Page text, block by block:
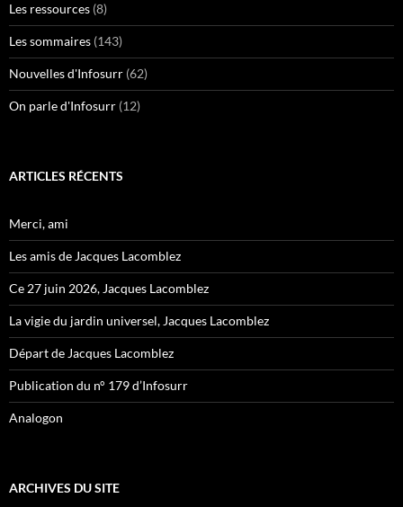
Les ressources (8)
Les sommaires (143)
Nouvelles d'Infosurr (62)
On parle d'Infosurr (12)
ARTICLES RÉCENTS
Merci, ami
Les amis de Jacques Lacomblez
Ce 27 juin 2026, Jacques Lacomblez
La vigie du jardin universel, Jacques Lacomblez
Départ de Jacques Lacomblez
Publication du n° 179 d’Infosurr
Analogon
ARCHIVES DU SITE